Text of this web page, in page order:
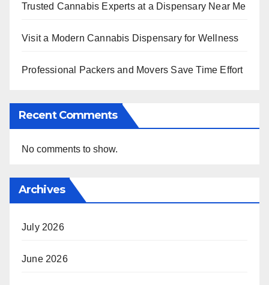
Trusted Cannabis Experts at a Dispensary Near Me
Visit a Modern Cannabis Dispensary for Wellness
Professional Packers and Movers Save Time Effort
Recent Comments
No comments to show.
Archives
July 2026
June 2026